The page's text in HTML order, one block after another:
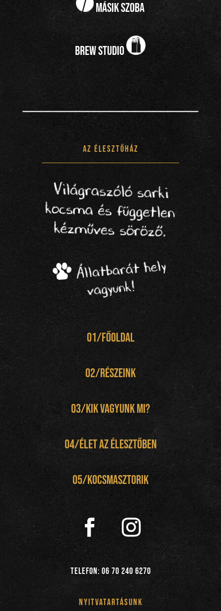
Másik Szoba
brew studio
Az Élesztőház
Világraszóló sarki
kocsma és független
kézműves söröző.
Állatbarát hely
vagyunk!
01/főoldal
02/részeink
03/kik vagyunk mi?
04/élet az élesztőben
05/kocsmasztorik
Telefon: 06 70 240 6270
nyitvatartásunk